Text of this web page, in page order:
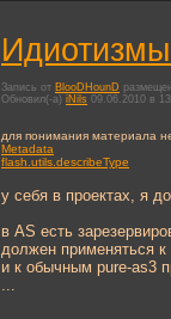
Запись от BlooDHounD
Обновил(-а) iNils 09.06.2010 в
для понимания материала
Metadata
flash.utils.describeType
у себя в проектах, я
в AS есть
должен применяться
и к обычным pure-as3
...